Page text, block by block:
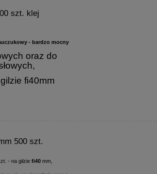
szt. klej
- bardzo mocny
oraz do
fi40mm
500 szt.
- na gilziefi40 mm,